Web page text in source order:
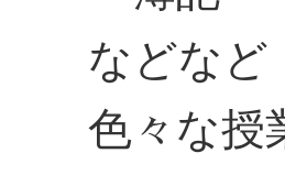
などなど
色々な授